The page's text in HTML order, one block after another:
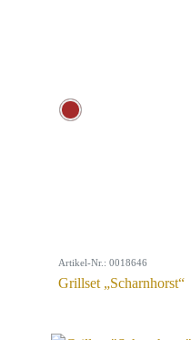
Artikel-Nr.: 0018646
Grillset „Scharnhorst“